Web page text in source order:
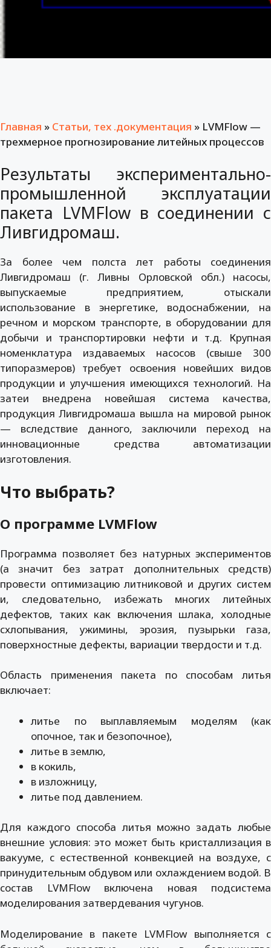
Главная » Статьи, тех .документация » LVMFlow —
трехмерное прогнозирование литейных процессов
Результаты экспериментально-
промышленной эксплуатации
пакета LVMFlow в соединении с
Ливгидромаш.
За более чем полста лет работы соединения
Ливгидромаш (г. Ливны Орловской обл.) насосы,
выпускаемые предприятием, отыскали
использование в энергетике, водоснабжении, на
речном и морском транспорте, в оборудовании для
добычи и транспортировки нефти и т.д. Крупная
номенклатура издаваемых насосов (свыше 300
типоразмеров) требует освоения новейшихвидов
продукции и улучшения имеющихся технологий. На
затеи внедрена новейшая система качества,
продукция Ливгидромаша вышла на мировой рынок
— вследствие данного, заключили переход на
инновационные средства автоматизации
изготовления.
Что выбрать?
О программе LVMFlow
Программа позволяет без натурных экспериментов
(а значит без затрат дополнительных средств)
провести оптимизацию литниковой и других систем
и, следовательно, избежать многих литейных
дефектов, таких как включения шлака, холодные
схлопывания, ужимины, эрозия, пузырьки газа,
поверхностные дефекты, вариации твердости и т.д.
Область применения пакета по способам литья
включает:
литье по выплавляемым моделям (как
опочное, так и безопочное),
литье в землю,
в кокиль,
в изложницу,
литье под давлением.
Для каждого способа литья можно задать любые
внешние условия: это может быть кристаллизация в
вакууме, с естественной конвекцией на воздухе, с
принудительным обдувом или охлаждением водой. В
состав LVMFlow включена новая подсистема
моделирования затвердевания чугунов.
Моделирование в пакете LVMFlow выполняется с